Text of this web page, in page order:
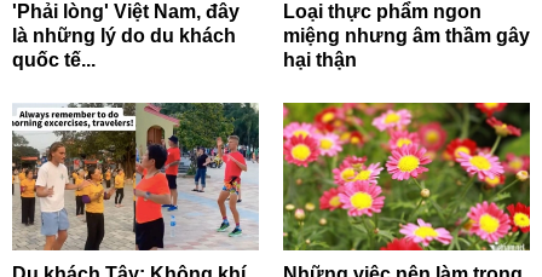
'Phải lòng' Việt Nam, đây
là những lý do du khách
quốc tế...
Loại thực phẩm ngon
miệng nhưng âm thầm gây
hại thận